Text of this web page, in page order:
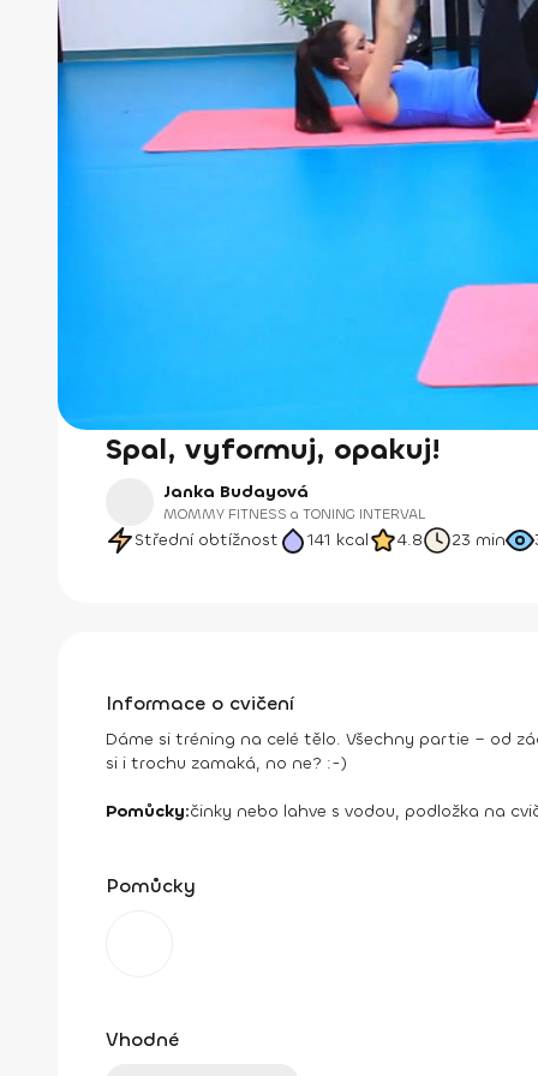
Spal, vyformuj, opakuj!
Janka Budayová
MOMMY FITNESS a TONING INTERVAL
Střední obtížnost 141 kcal 4.8 23 min
Informace o cvičení
Dáme si tréning na celé tělo. Všechny partie – od
si i trochu zamaká, no ne? :-)
Pomůcky:činky nebo lahve s vodou, podložka na
Pomůcky
Vhodné